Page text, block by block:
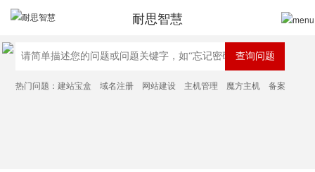
耐思智慧
热门问题：建站宝盒 域名注册 网站建设 主机管理 魔方主机 备案